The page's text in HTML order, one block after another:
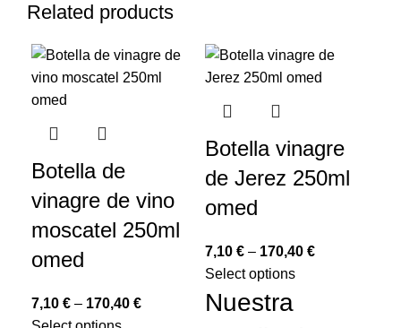
Related products
Botella de
vinagre de vino
moscatel 250ml
omed
7,10 € – 170,40 €
Botella vinagre
de Jerez 250ml
omed
7,10 € – 170,40 €
Select options
Nuestra